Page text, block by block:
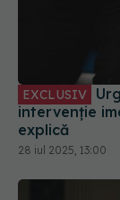
EXCLUSIV
intervenție
explică
28 iul 2025, 13:00